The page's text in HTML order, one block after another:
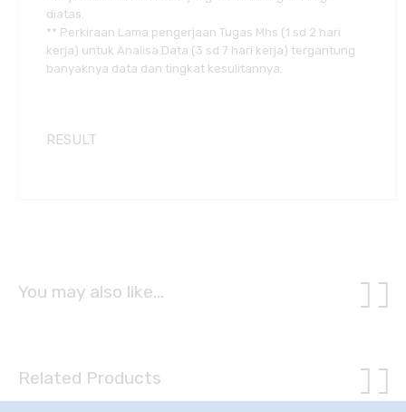
diatas.
** Perkiraan Lama pengerjaan Tugas Mhs (1 sd 2 hari
kerja) untuk Analisa Data (3 sd 7 hari kerja) tergantung
banyaknya data dan tingkat kesulitannya.
RESULT
You may also like…
Related Products